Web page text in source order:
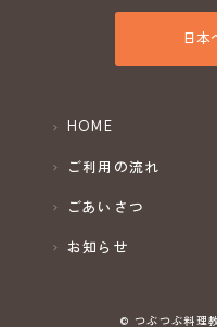
日本
HOME
ご利用の流れ
ごあいさつ
お知らせ
© つぶつぶ料理